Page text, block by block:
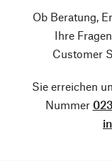
Ob Beratung,
Ihre
Customer
Sie erreichen
Nummer